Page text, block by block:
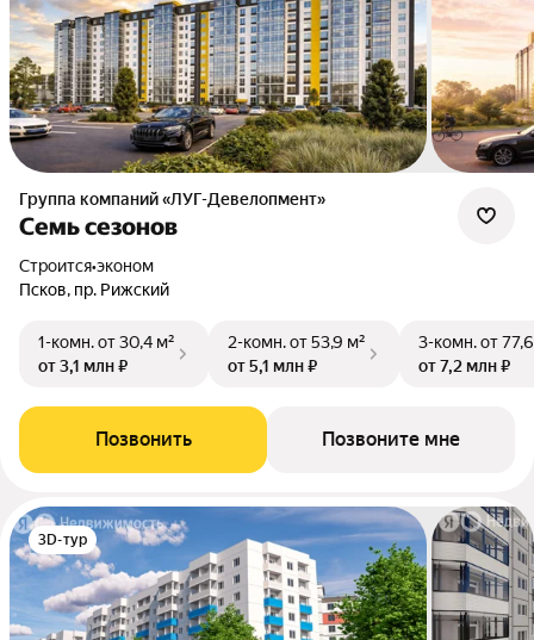
Группа компаний «ЛУГ-Девелопмент»
Семь сезонов
Строится•эконом
Псков, пр. Рижский
1-комн.от 30,4 м²
от 3,1 млн ₽
2-комн.от 53,9 м²
от 5,1 млн ₽
3-комн.от
от 7,2 млн ₽
Позвонить Позвоните мне
3D-тур